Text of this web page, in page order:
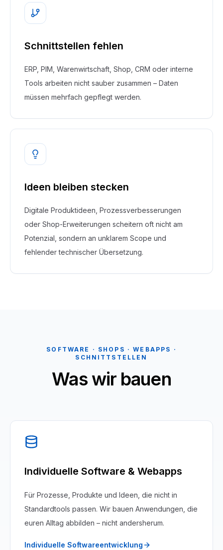
Schnittstellen fehlen
ERP, PIM, Warenwirtschaft, Shop, CRM oder interne
Tools arbeiten nicht sauber zusammen – Daten
müssen mehrfach gepflegt werden.
Ideen bleiben stecken
Digitale Produktideen, Prozessverbesserungen
oder Shop-Erweiterungen scheitern oft nicht am
Potenzial, sondern an unklarem Scope und
fehlender technischer Übersetzung.
SOFTWARE · SHOPS · WEBAPPS ·
SCHNITTSTELLEN
Was wir bauen
Individuelle Software & Webapps
Für Prozesse, Produkte und Ideen, die nicht in
Standardtools passen. Wir bauen Anwendungen, die
euren Alltag abbilden – nicht andersherum.
Individuelle Softwareentwicklung